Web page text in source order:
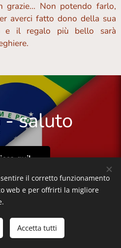
Non potendo farlo,
averci fatto dono della sua
e il regalo più bello sarà
- saluto
qui!
- Galzignano Terme
Cookies
il corretto funzionamento
web e per offrirti la migliore
Accetta tutti